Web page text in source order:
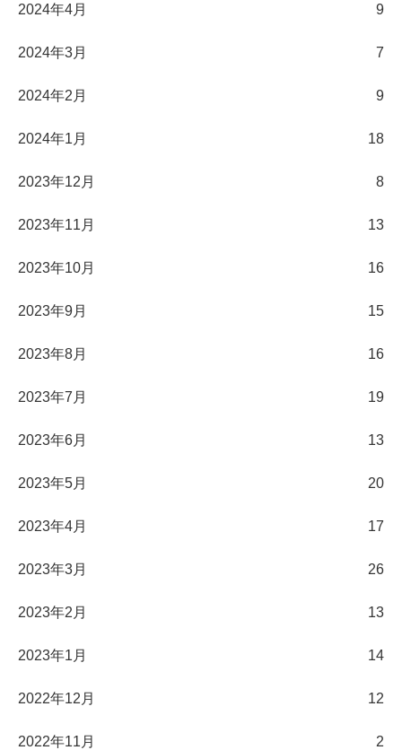
2024年4月 9
2024年3月 7
2024年2月 9
2024年1月 18
2023年12月 8
2023年11月 13
2023年10月 16
2023年9月 15
2023年8月 16
2023年7月 19
2023年6月 13
2023年5月 20
2023年4月 17
2023年3月 26
2023年2月 13
2023年1月 14
2022年12月 12
2022年11月 2